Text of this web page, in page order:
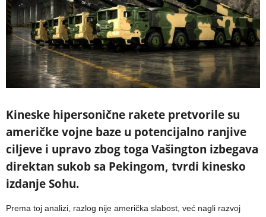
Kineske hipersonične rakete pretvorile su
američke vojne baze u potencijalno ranjive
ciljeve i upravo zbog toga Vašington izbegava
direktan sukob sa Pekingom, tvrdi kinesko
izdanje Sohu.
Prema toj analizi, razlog nije američka slabost, već nagli razvoj